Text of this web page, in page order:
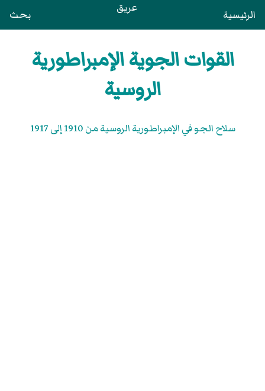
الرئيسية عريق بحث
القوات الجوية الإمبراطورية
الروسية
سلاح الجو في الإمبراطورية الروسية من 1910 إلى 1917